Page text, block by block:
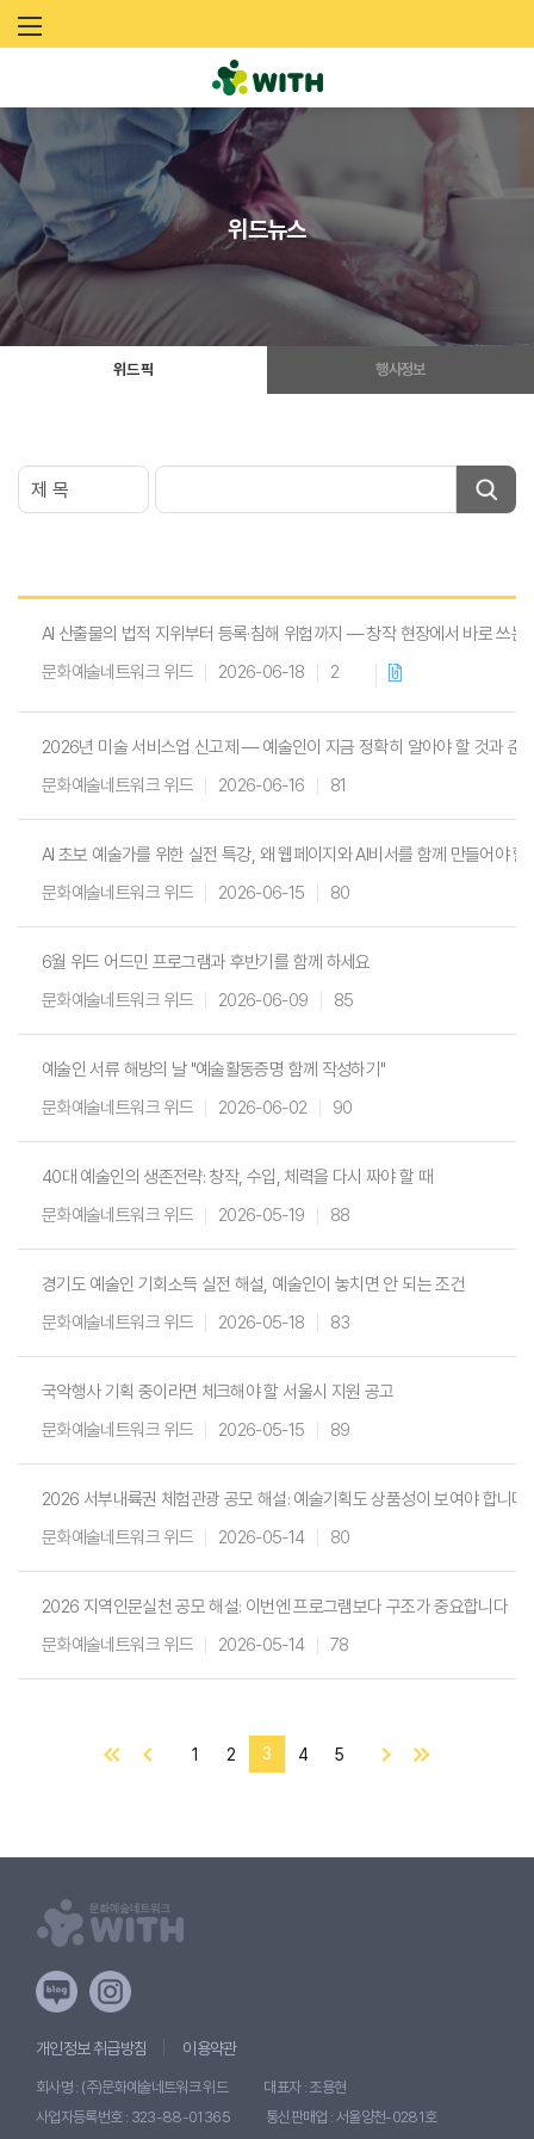
문
화
예
술
네
트
크
드
(
I
T
H
)
위드뉴스
위드 픽 행사정보
AI 산출물의 법적 지위부터 등록·침해 위험까지 — 창작 현장에서 바로 쓰는
문화예술네트워크 위드
2026-06-18 2
2026년 미술 서비스업 신고제 — 예술인이 지금 정확히 알아야 할 것과 준
문화예술네트워크 위드
2026-06-16 81
AI 초보 예술가를 위한 실전 특강, 왜 웹페이지와 AI비서를 함께 만들어야 할
문화예술네트워크 위드
2026-06-15 80
6월 위드 어드민 프로그램과 후반기를 함께 하세요
문화예술네트워크 위드
2026-06-09 85
예술인 서류 해방의 날 "예술활동증명 함께 작성하기"
문화예술네트워크 위드
2026-06-02 90
40대 예술인의 생존전략: 창작, 수입, 체력을 다시 짜야 할 때
문화예술네트워크 위드
2026-05-19 88
경기도 예술인 기회소득 실전 해설, 예술인이 놓치면 안 되는 조건
문화예술네트워크 위드
2026-05-18 83
국악행사 기획 중이라면 체크해야 할 서울시 지원 공고
문화예술네트워크 위드
2026-05-15 89
2026 서부내륙권 체험관광 공모 해설: 예술기획도 상품성이 보여야 합니다
문화예술네트워크 위드
2026-05-14 80
2026 지역인문실천 공모 해설: 이번엔 프로그램보다 구조가 중요합니다
문화예술네트워크 위드
2026-05-14 78
1 2 3 4 5
개인정보 취급방침 이용약관
회사명 : (주)문화예술네트워크 위드
대표자 : 조용현
사업자등록번호 : 323-88-01365
통신판매업 : 서울양천-0281호